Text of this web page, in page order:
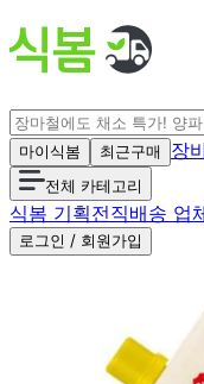
마이식봄
최근구매 장
전체 카테고리
식봄 기획전직배송 업
로그인 / 회원가입